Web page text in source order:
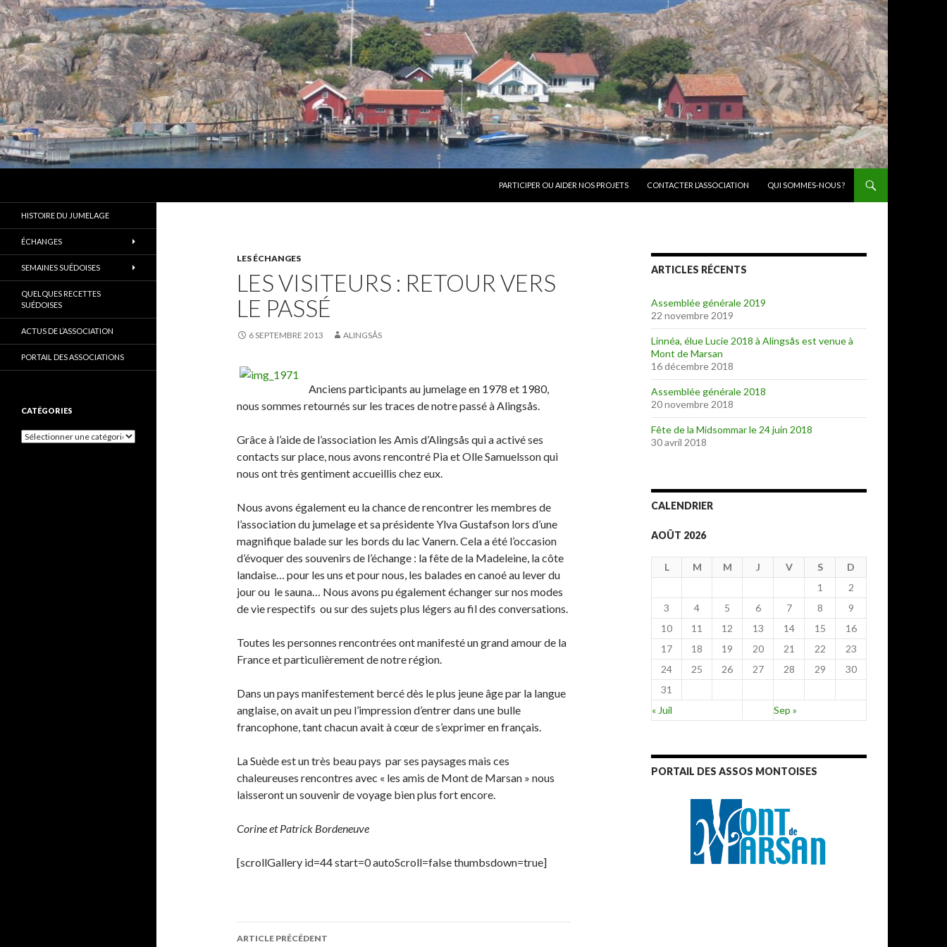
PARTICIPER OU AIDER NOS PROJETS
CONTACTER L’ASSOCIATION QUI SOMMES-NOUS ?
LES ÉCHANGES
LES VISITEURS : RETOUR VERS
LE PASSÉ
6 SEPTEMBRE 2013 ALINGSÅS
Anciens participants au jumelage en 1978 et 1980,
nous sommes retournés sur les traces de notre passé à Alingsås.
Grâce à l’aide de l’association les Amis d’Alingsås qui a activé ses
contacts sur place, nous avons rencontré Pia et Olle Samuelsson qui
nous ont très gentiment accueillis chez eux.
Nous avons également eu la chance de rencontrer les membres de
l’association du jumelage et sa présidente Ylva Gustafson lors d’une
magnifique balade sur les bords du lac Vanern. Cela a été l’occasion
d’évoquer des souvenirs de l’échange : la fête de la Madeleine, la côte
landaise… pour les uns et pour nous, les balades en canoé au lever du
jour ou le sauna… Nous avons pu également échanger sur nos modes
de vie respectifs ou sur des sujets plus légers au fil des conversations.
Toutes les personnes rencontrées ont manifesté un grand amour de la
France et particulièrement de notre région.
Dans un pays manifestement bercé dès le plus jeune âge par la langue
anglaise, on avait un peu l’impression d’entrer dans une bulle
francophone, tant chacun avait à cœur de s’exprimer en français.
La Suède est un très beau pays par ses paysages mais ces
chaleureuses rencontres avec « les amis de Mont de Marsan » nous
laisseront un souvenir de voyage bien plus fort encore.
Corine et Patrick Bordeneuve
[scrollGallery id=44 start=0 autoScroll=false thumbsdown=true]
ARTICLE PRÉCÉDENT
ARTICLES RÉCENTS
Assemblée générale 2019
22 novembre 2019
Linnéa, élue Lucie 2018 à Alingsås est venue à
Mont de Marsan
16 décembre 2018
Assemblée générale 2018
20 novembre 2018
Fête de la Midsommar le 24 juin 2018
30 avril 2018
CALENDRIER
AOÛT 2026
L M M J V S
D
1
2
3
4 5 6 7 8
9
10
11 12 13 14 15
16
17
18 19 20 21 22
23
24
25 26 27 28 29
30
31
« Juil
Sep »
PORTAIL DES ASSOS MONTOISES
France
HISTOIRE DU JUMELAGE
ÉCHANGES
SEMAINES SUÉDOISES
QUELQUES RECETTES
SUÉDOISES
ACTUS DE L’ASSOCIATION
PORTAIL DES ASSOCIATIONS
CATÉGORIES
C